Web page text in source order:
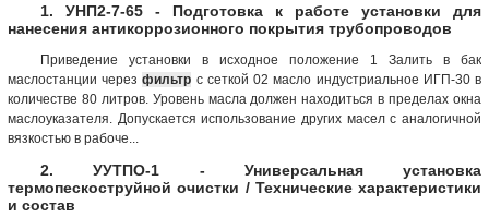
1. УНП2-7-65 - Подготовка к работе установки для
нанесения антикоррозионного покрытия трубопроводов
Приведение установки в исходное положение 1 Залить в бак
маслостанции черезфильтр с сеткой 02 масло индустриальное ИГП-30 в
количестве 80 литров. Уровень масла должен находиться в пределах окна
маслоуказателя. Допускается использование других масел с аналогичной
вязкостью в рабоче...
2. УУТПО-1 - Универсальная установка
термопескоструйной очистки / Технические характеристики
и состав